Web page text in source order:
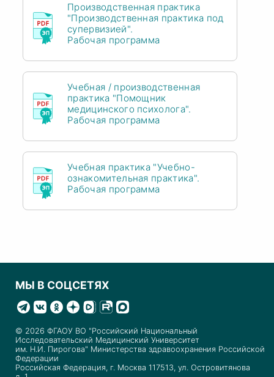
Производственная практика
"Производственная практика под
супервизией".
Рабочая программа
Учебная / производственная
практика "Помощник
медицинского психолога".
Рабочая программа
Учебная практика "Учебно-
ознакомительная практика".
Рабочая программа
МЫ В СОЦСЕТЯХ
© 2026 ФГАОУ ВО "Российский Национальный
Исследовательский Медицинский Университет
им. Н.И. Пирогова" Министерства здравоохранения Российской
Федерации
Российская Федерация, г. Москва 117513, ул. Островитянова